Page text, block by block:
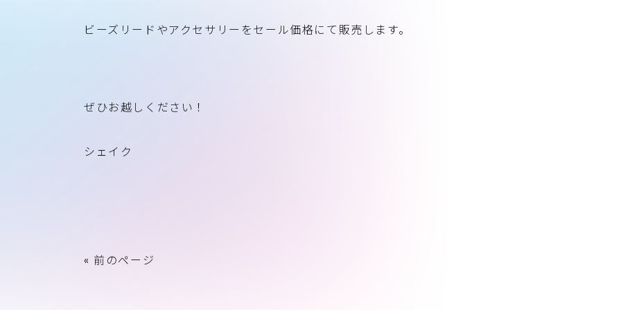
ビーズリードやアクセサリーをセール価格にて販売します。
ぜひお越しください！
シェイク
« 前のページ